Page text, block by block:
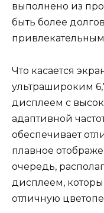
выполнено из
быть более
Что касается
ультрашироким
дисплеем с
адаптивной
обеспечивает
плавное
очередь,
дисплеем,
отличную